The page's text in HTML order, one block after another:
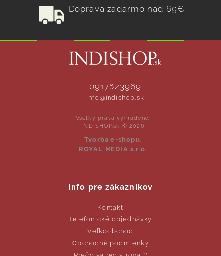
Doprava zadarmo nad 69€
0917623969
info@indishop.sk
Všetky práva vyhradené.
INDISHOP.sk © 2026
Tvorba e-shopu:
ROYAL MEDIA s.r.o.
Info pre zákazníkov
Kontakt
Telefonické objednávky
Veľkoobchod
Obchodné podmienky